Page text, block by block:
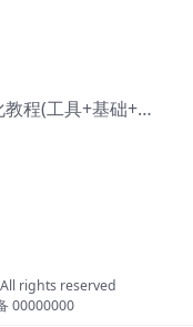
VMware过检测虚拟机去虚拟化教程(工具+基础+进阶)
rights reserved
00000000